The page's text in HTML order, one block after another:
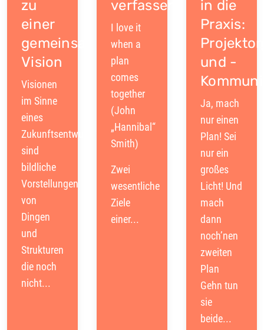
zu
einer
gemeinsamen
Vision
Visionen
im Sinne
eines
Zukunftsentwurfes
sind
bildliche
Vorstellungen
von
Dingen
und
Strukturen
die noch
nicht...
verfassen
I love it
when a
plan
comes
together
(John
„Hannibal“
Smith)
Zwei
wesentliche
Ziele
einer...
in die
Praxis:
und -
Ja, mach
nur einen
Plan! Sei
nur ein
großes
Licht! Und
mach
dann
noch’nen
zweiten
Plan
Gehn tun
sie
beide...